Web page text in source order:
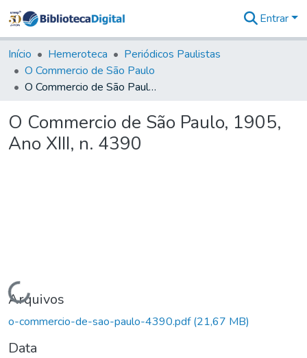
&
Coleções
Tudo na
Biblioteca
Estatísticas
Entrar
Início Hemeroteca
Periódicos Paulistas
O Commercio de São Paulo
O Commercio de São Paulo, 1905, Ano XIII, n. 4390
O Commercio de São Paulo, 1905,
Ano XIII, n. 4390
Carregando...
Arquivos
o-commercio-de-sao-paulo-4390.pdf(21,67 MB)
Data